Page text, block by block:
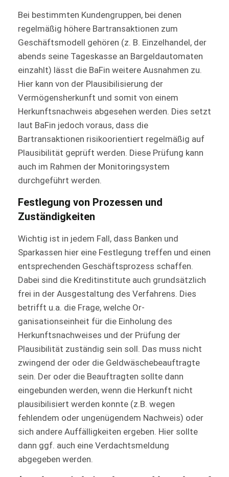
Bei bestimmten Kundengruppen, bei denen
regelmäßig höhere Bartransaktionen zum
Geschäfts­modell gehören (z. B. Einzelhandel, der
abends seine Tageskasse an Bargeldautomaten
einzahlt) lässt die BaFin weitere Ausnahmen zu.
Hier kann von der Plausibilisierung der
Vermögensherkunft und somit von einem
Herkunftsnachweis abgesehen werden. Dies setzt
laut BaFin jedoch voraus, dass die
Bartransaktionen risikoorientiert regelmä­ßig auf
Plausibilität geprüft werden. Diese Prüfung kann
auch im Rahmen der Monitoringsys­tem
durchgeführt werden.
Festlegung von Prozessen und
Zuständigkeiten
Wichtig ist in jedem Fall, dass Banken und
Sparkassen hier eine Festlegung treffen und einen
entsprechenden Geschäftsprozess schaffen.
Dabei sind die Kreditinstitute auch grundsätzlich
frei in der Ausgestaltung des Verfahrens. Dies
betrifft u.a. die Frage, welche Or­
ganisationseinheit für die Einholung des
Herkunftsnachweises und der Prüfung der
Plausibilität zuständig sein soll. Das muss nicht
zwingend der oder die Geldwäschebeauftragte
sein. Der oder die Beauftragten sollte dann
eingebunden werden, wenn die Herkunft nicht
plausibilisiert werden konnte (z.B. wegen
fehlendem oder ungenügendem Nachweis) oder
sich andere Auffälligkeiten ergeben. Hier sollte
dann ggf. auch eine Verdachts­meldung
abgegeben werden.